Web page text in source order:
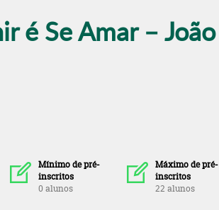
é Se Amar – João
Mínimo de pré-
inscritos
0 alunos
Máximo de pré-
inscritos
22 alunos